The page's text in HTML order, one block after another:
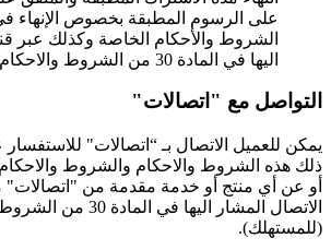
الشروط والأحكام الخاصة وكذلك عبر
اليها في المادة 30 من الشروط والاحكام العامة (للمستهلك).
التواصل مع "اتصالات"
يمكن للعميل الاتصال بـ “اتصالات"
ذلك هذه الشروط والاحكام والشروط
أو عن أي منتج أو خدمة مقدمة من
الاتصال المشار اليها في
(للمستهلك).